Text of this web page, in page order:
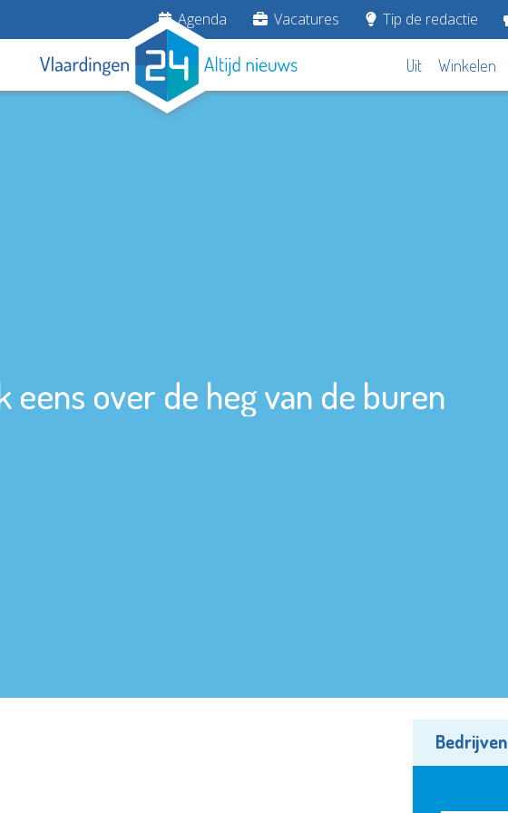
Agenda Vacatures Tip de redactie
Uit Winkelen
eens over de heg van de buren
Bedrijven